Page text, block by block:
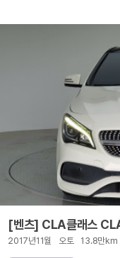
[벤츠] CLA클래스
2017년11월 오토 13.8만km